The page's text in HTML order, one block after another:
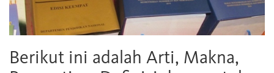
Berikut ini adalah Arti, Makna,